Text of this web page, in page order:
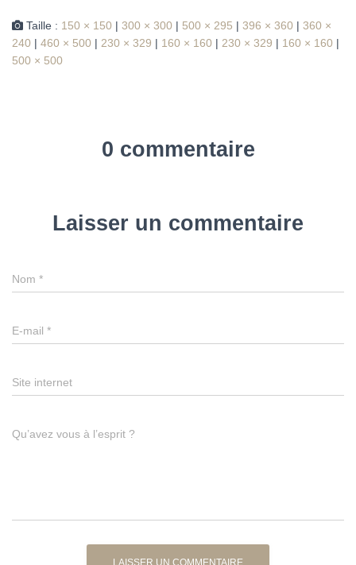
Taille : 150 × 150 | 300 × 300 | 500 × 295 | 396 × 360 | 360 ×
240 | 460 × 500 | 230 × 329 | 160 × 160 | 230 × 329 | 160 × 160 |
500 × 500
0 commentaire
Laisser un commentaire
Nom *
E-mail *
Site internet
Qu’avez vous à l’esprit ?